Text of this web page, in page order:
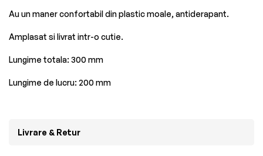
Au un maner confortabil din plastic moale, antiderapant.
Amplasat si livrat intr-o cutie.
Lungime totala: 300 mm
Lungime de lucru: 200 mm
Livrare & Retur